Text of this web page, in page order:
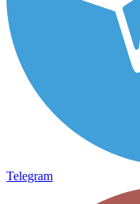
Telegram